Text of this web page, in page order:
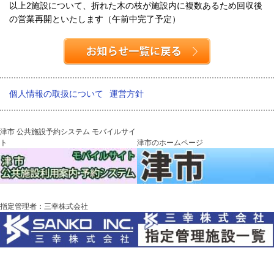
以上2施設について、折れた木の枝が施設内に複数あるため回収後
の営業再開といたします（午前中完了予定）
個人情報の取扱について 運営方針
津市 公共施設予約システム モバイルサイ
ト
津市のホームページ
指定管理者：三幸株式会社